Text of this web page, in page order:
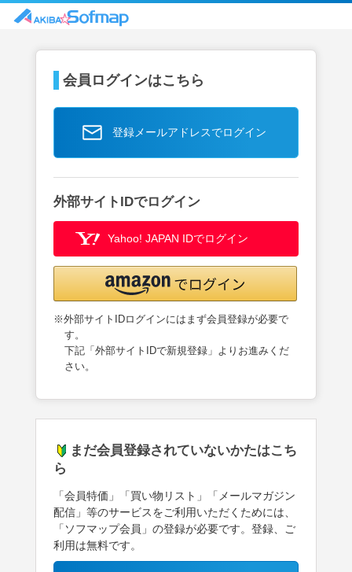
会員ログインはこちら
登録メールアドレスでログイン
外部サイトIDでログイン
Yahoo! JAPAN IDでログイン
※外部サイトIDログインにはまず会員登録が必要で
す。
下記「外部サイトIDで新規登録」よりお進みくだ
さい。
まだ会員登録されていないかたはこち
ら
「会員特価」「買い物リスト」「メールマガジン
配信」等のサービスをご利用いただくためには、
「ソフマップ会員」の登録が必要です。登録、ご
利用は無料です。